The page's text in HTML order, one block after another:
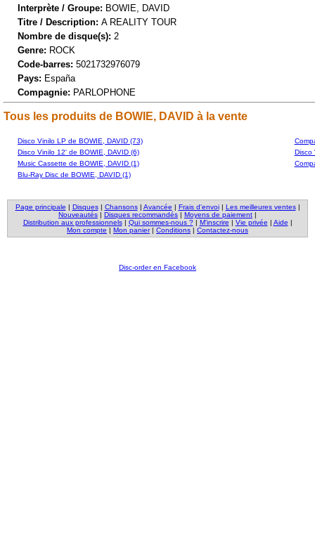
Interprète / Groupe: BOWIE, DAVID
Titre / Description: A REALITY TOUR
Nombre de disque(s): 2
Genre: ROCK
Code-barres: 5021732976079
Pays: España
Compagnie: PARLOPHONE
Tous les produits de BOWIE, DAVID à la vente
Disco Vinilo LP de BOWIE, DAVID (73)
Disco Vinilo 12' de BOWIE, DAVID (6)
Disco
Music Cassette de BOWIE, DAVID (1)
Blu-Ray Disc de BOWIE, DAVID (1)
Page principale | Disques| Chansons| Avancée | Frais d'envoi| Les meilleures ventes|
Nouveautés | Disques recommandés | Moyens de paiement |
Distribution aux professionnels| Qui sommes-nous ?| M'inscrire | Vie privée | Aide |
Mon compte | Mon panier| Conditions | Contactez-nous
Disc-order en Facebook